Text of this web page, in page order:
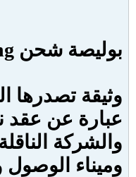
بوليصة شحن
وثيقة تصدرها
عبارة عن عقد
والشركة
وميناء